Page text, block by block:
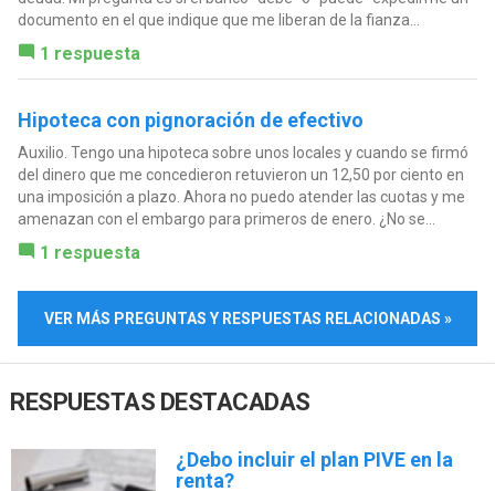
documento en el que indique que me liberan de la fianza...
1 respuesta
Hipoteca con pignoración de efectivo
Auxilio. Tengo una hipoteca sobre unos locales y cuando se firmó
del dinero que me concedieron retuvieron un 12,50 por ciento en
una imposición a plazo. Ahora no puedo atender las cuotas y me
amenazan con el embargo para primeros de enero. ¿No se...
1 respuesta
VER MÁS PREGUNTAS Y RESPUESTAS RELACIONADAS »
RESPUESTAS DESTACADAS
¿Debo incluir el plan PIVE en la
renta?